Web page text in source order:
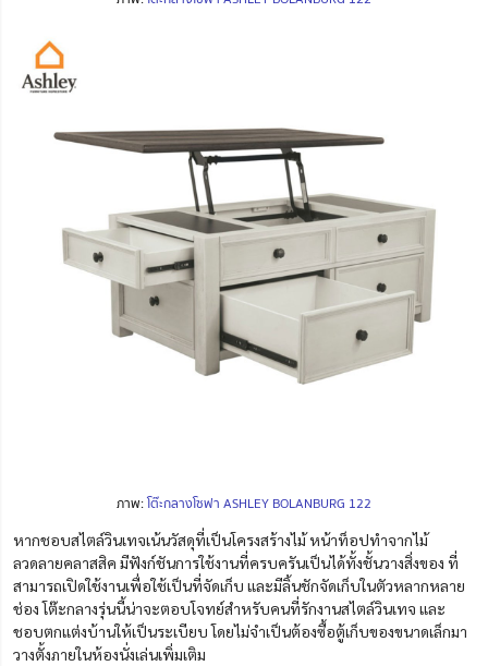
ภาพ:โต๊ะกลางโซฟา ASHLEY BOLANBURG 122
หากชอบสไตล์วินเทจเน้นวัสดุที่เป็นโครงสร้างไม้ หน้าท็อปทำจากไม้
ลวดลายคลาสสิค มีฟังก์ชันการใช้งานที่ครบครันเป็นได้ทั้งชั้นวางสิ่งของ ที่
สามารถเปิดใช้งานเพื่อใช้เป็นที่จัดเก็บ และมีลิ้นชักจัดเก็บในตัวหลากหลาย
ช่อง โต๊ะกลางรุ่นนี้น่าจะตอบโจทย์สำหรับคนที่รักงานสไตล์วินเทจ และ
ชอบตกแต่งบ้านให้เป็นระเบียบ โดยไม่จำเป็นต้องซื้อตู้เก็บของขนาดเล็กมา
วางตั้งภายในห้องนั่งเล่นเพิ่มเติม